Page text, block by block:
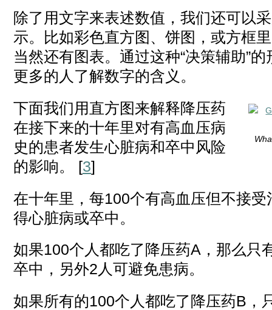
除了用文字来表述数值，我们还可以
示。比如彩色直方图、饼图，或方框
当然还有图表。通过这种“决策辅助”
更多的人了解数字的含义。
下面我们用直方图来解释降压药
在接下来的十年里对有高血压病
史的患者发生心脏病和卒中风险
的影响。 [3]
在十年里，每100个有高血压但不接
得心脏病或卒中。
如果100个人都吃了降压药A，那么只
卒中，另外2人可避免患病。
如果所有的100个人都吃了降压药B，